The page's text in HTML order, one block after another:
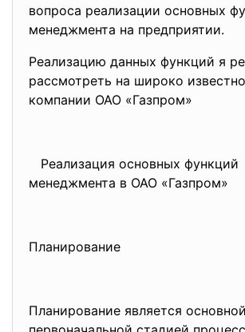
вопроса реализации основных
менеджмента на предприятии.
Реализацию данных функций я
рассмотреть на широко
компании ОАО «Газпром»
Реализация основных функций
менеджмента в ОАО «Газпром»
Планирование
Планирование является